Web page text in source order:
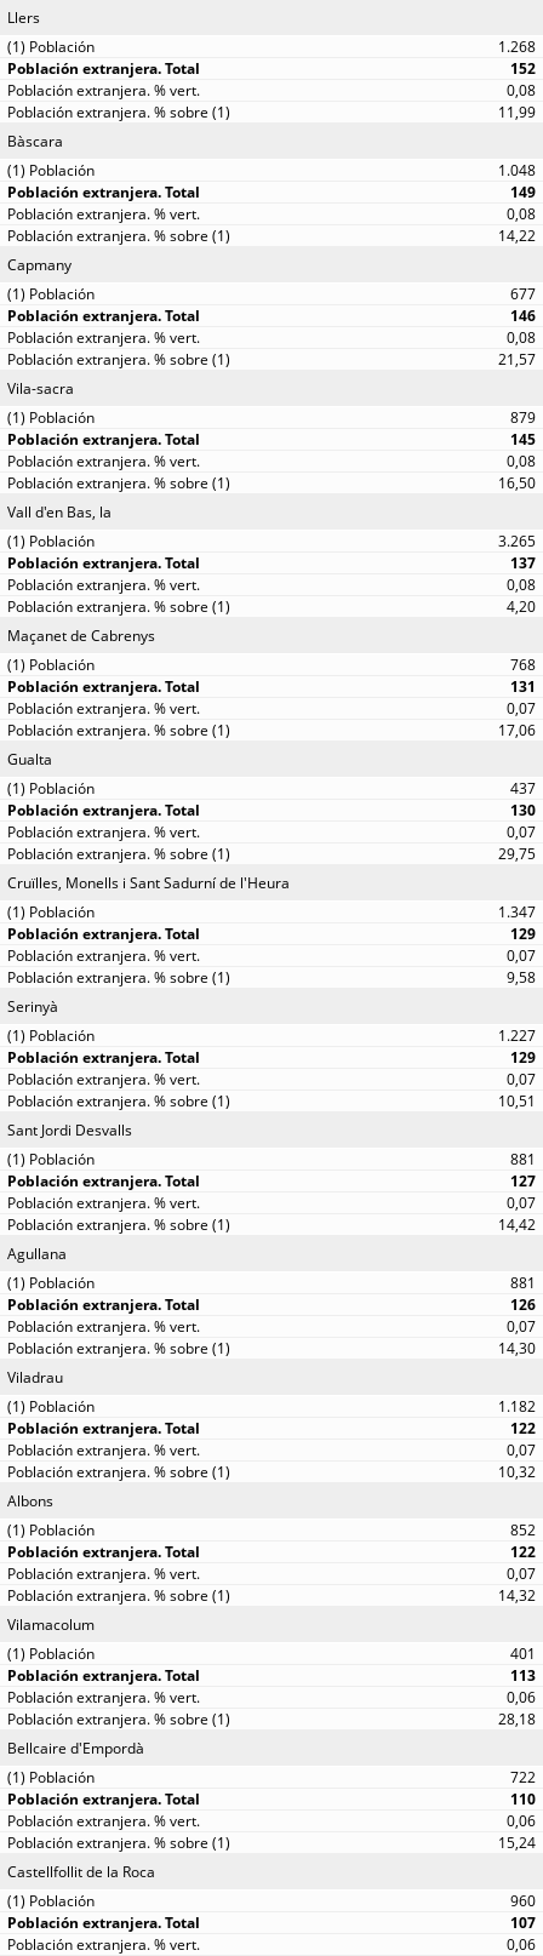
Llers
1.268
152
0,08
11,99
Bàscara
1.048
149
0,08
14,22
Capmany
677
146
0,08
21,57
Vila-sacra
879
145
0,08
16,50
Vall d'en Bas, la
3.265
137
0,08
4,20
Maçanet de Cabrenys
768
131
0,07
17,06
Gualta
437
130
0,07
29,75
Cruïlles, Monells i Sant Sadurní de l'Heura
1.347
129
0,07
9,58
Serinyà
1.227
129
0,07
10,51
Sant Jordi Desvalls
881
127
0,07
14,42
Agullana
881
126
0,07
14,30
Viladrau
1.182
122
0,07
10,32
Albons
852
122
0,07
14,32
Vilamacolum
401
113
0,06
28,18
Bellcaire d'Empordà
722
110
0,06
15,24
Castellfollit de la Roca
960
107
0,06